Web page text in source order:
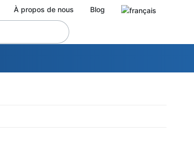
À propos de nous Blog